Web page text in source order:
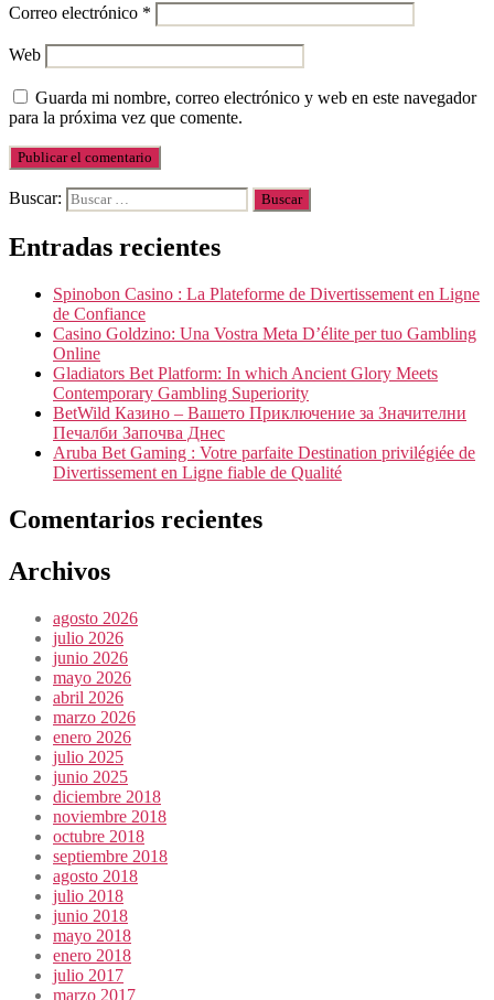
Correo electrónico *
Web
Guarda mi nombre, correo electrónico y web en este navegador
para la próxima vez que comente.
Buscar:
Entradas recientes
Spinobon Casino : La Plateforme de Divertissement en Ligne
de Confiance
Casino Goldzino: Una Vostra Meta D’élite per tuo Gambling
Online
Gladiators Bet Platform: In which Ancient Glory Meets
Contemporary Gambling Superiority
BetWild Казино – Вашето Приключение за Значителни
Печалби Започва Днес
Aruba Bet Gaming : Votre parfaite Destination privilégiée de
Divertissement en Ligne fiable de Qualité
Comentarios recientes
Archivos
agosto 2026
julio 2026
junio 2026
mayo 2026
abril 2026
marzo 2026
enero 2026
julio 2025
junio 2025
diciembre 2018
noviembre 2018
octubre 2018
septiembre 2018
agosto 2018
julio 2018
junio 2018
mayo 2018
enero 2018
julio 2017
marzo 2017